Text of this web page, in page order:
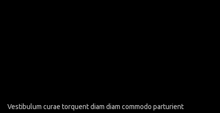
Vestibulum curae torquent diam diam commodo parturient